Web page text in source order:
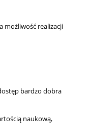
możliwość realizacji
bardzo dobra
naukową,